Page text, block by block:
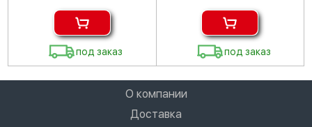
под заказ под заказ
О компании
Доставка